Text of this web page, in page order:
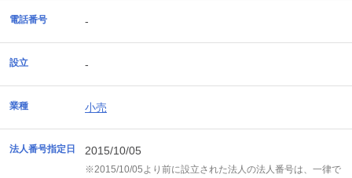
電話番号 -
設立 -
業種 小売
法人番号指定日 2015/10/05
※2015/10/05より前に設立された法人の法人番号は、一律で